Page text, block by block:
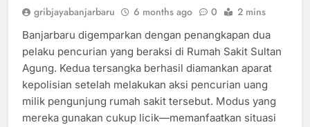
gribjayabanjarbaru 6 months ago 0 2 mins
Banjarbaru digemparkan dengan penangkapan dua
pelaku pencurian yang beraksi di Rumah Sakit Sultan
Agung. Kedua tersangka berhasil diamankan aparat
kepolisian setelah melakukan aksi pencurian uang
milik pengunjung rumah sakit tersebut. Modus yang
mereka gunakan cukup licik—memanfaatkan situasi